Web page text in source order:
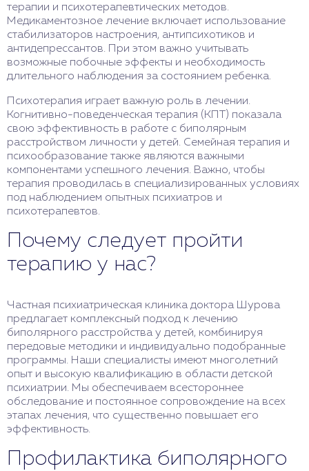
терапии и психотерапевтических методов.
Медикаментозное лечение включает использование
стабилизаторов настроения, антипсихотиков и
антидепрессантов. При этом важно учитывать
возможные побочные эффекты и необходимость
длительного наблюдения за состоянием ребенка.
Психотерапия играет важную роль в лечении.
Когнитивно-поведенческая терапия (КПТ) показала
свою эффективность в работе с биполярным
расстройством личности у детей. Семейная терапия и
психообразование также являются важными
компонентами успешного лечения. Важно, чтобы
терапия проводилась в специализированных условиях
под наблюдением опытных психиатров и
психотерапевтов.
Почему следует пройти
терапию у нас?
Частная психиатрическая клиника доктора Шурова
предлагает комплексный подход к лечению
биполярного расстройства у детей, комбинируя
передовые методики и индивидуально подобранные
программы. Наши специалисты имеют многолетний
опыт и высокую квалификацию в области детской
психиатрии. Мы обеспечиваем всестороннее
обследование и постоянное сопровождение на всех
этапах лечения, что существенно повышает его
эффективность.
Профилактика биполярного